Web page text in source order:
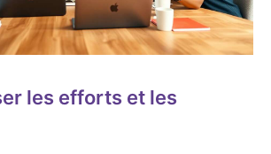
les efforts et les